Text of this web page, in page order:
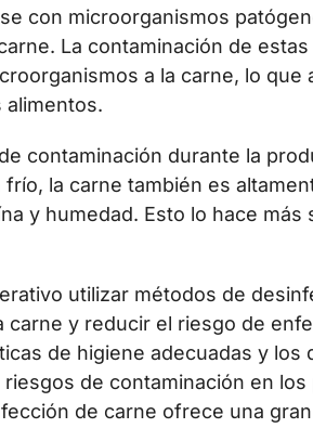
con microorganismos
La contaminación de
a la carne, lo
alimentos.
contaminación durante la
la carne también es
y humedad. Esto lo hace más
utilizar métodos de
carne y reducir el riesgo de
de higiene adecuadas y
de contaminación en
de carne ofrece una